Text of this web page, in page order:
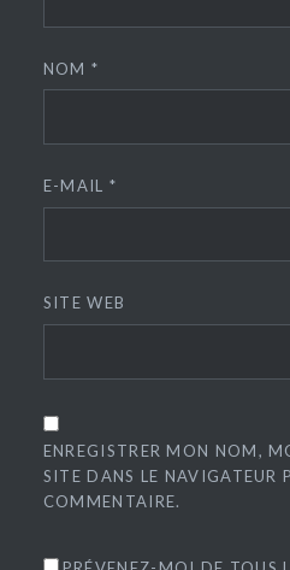
NOM*
E-MAIL *
SITE WEB
ENREGISTRER MON NOM,
SITE DANS LE NAVIGATEUR
COMMENTAIRE.